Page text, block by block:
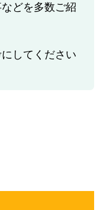
どを多数ご紹
してください